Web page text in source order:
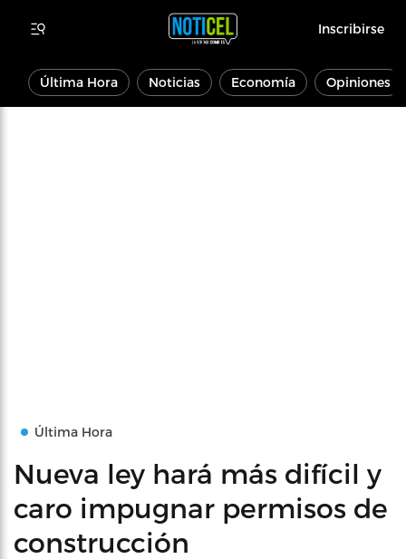
Inscribirse
Última Hora Noticias Economía Opiniones
Última Hora
Nueva ley hará más difícil y
caro impugnar permisos de
construcción